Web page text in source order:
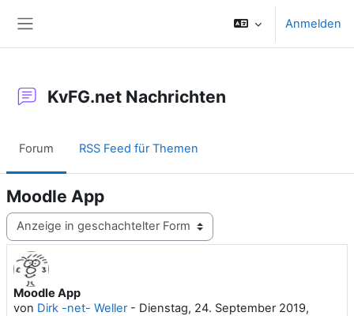
Anmelden
KvFG.net Nachrichten
Forum RSS Feed für Themen
Moodle App
Anzeigemodus
Moodle App
von Dirk -net- Weller- Dienstag, 24. September 2019,
Anzahl Antworten: 0